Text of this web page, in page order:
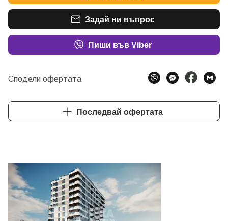
Задай ни въпрос
Пиши във Viber
Сподели офертата
Последвай офертата